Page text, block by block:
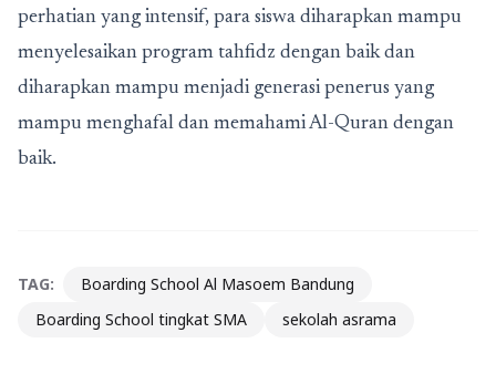
perhatian yang intensif, para siswa diharapkan mampu
menyelesaikan program tahfidz dengan baik dan
diharapkan mampu menjadi generasi penerus yang
mampu menghafal dan memahami Al-Quran dengan
baik.
TAG:
Boarding School Al Masoem Bandung
Boarding School tingkat SMA
sekolah asrama